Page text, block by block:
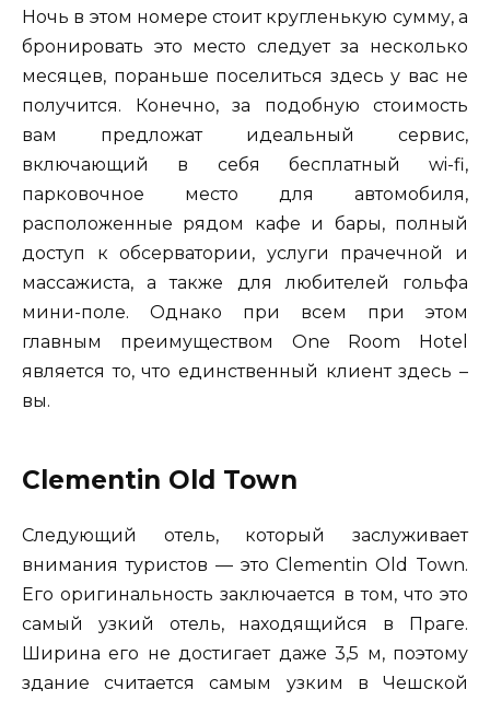
Ночь в этом номере стоит кругленькую сумму, а
бронировать это место следует за несколько
месяцев, пораньше поселиться здесь у вас не
получится. Конечно, за подобную стоимость
вам предложат идеальный сервис,
включающий в себя бесплатный wi-fi,
парковочное место для автомобиля,
расположенные рядом кафе и бары, полный
доступ к обсерватории, услуги прачечной и
массажиста, а также для любителей гольфа
мини-поле. Однако при всем при этом
главным преимуществом One Room Hotel
является то, что единственный клиент здесь –
вы.
Clementin Old Town
Следующий отель, который заслуживает
внимания туристов — это Clementin Old Town.
Его оригинальность заключается в том, что это
самый узкий отель, находящийся в Праге.
Ширина его не достигает даже 3,5 м, поэтому
здание считается самым узким в Чешской